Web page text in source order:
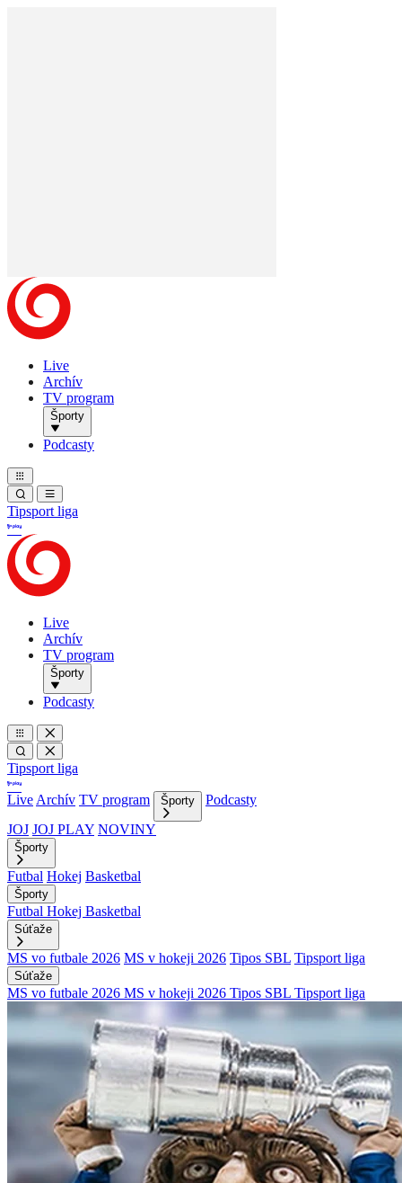
Live
Archív
TV program
Športy
Podcasty
Tipsport liga
Live
Archív
TV program
Športy
Podcasty
Tipsport liga
Live Archív TV program Športy
Podcasty
JOJ JOJ PLAY NOVINY
Športy
Futbal Hokej Basketbal
Športy
Futbal Hokej Basketbal
Súťaže
MS vo futbale 2026 MS v hokeji 2026 Tipos SBL Tipsport liga
Súťaže
MS vo futbale 2026 MS v hokeji 2026 Tipos SBL Tipsport liga